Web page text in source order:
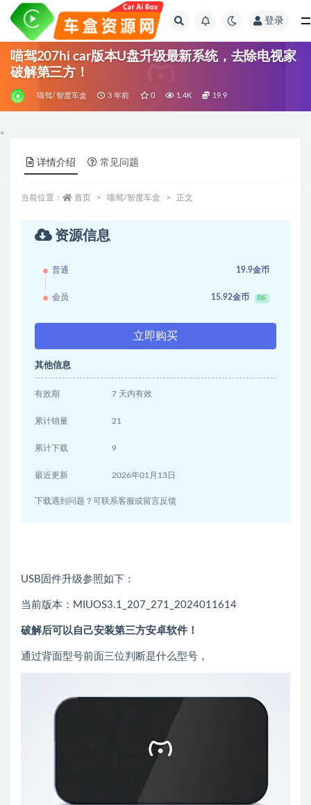
登录
喵驾207hi car版本U盘升级最新系统，去除电视家
破解第三方！
喵驾/智度车盒 3 年前 0 1.4K 19.9
。
详情介绍 常见问题
当前位置： 首页 喵驾/智度车盒 正文
资源信息
普通 19.9金币
会员 15.92金币 8折
立即购买
其他信息
有效期 7 天内有效
累计销量 21
累计下载 9
最近更新 2026年01月13日
下载遇到问题？可联系客服或留言反馈
USB固件升级参照如下：
当前版本：MIUOS3.1_207_271_2024011614
破解后可以自己安装第三方安卓软件！
通过背面型号前面三位判断是什么型号，
全部